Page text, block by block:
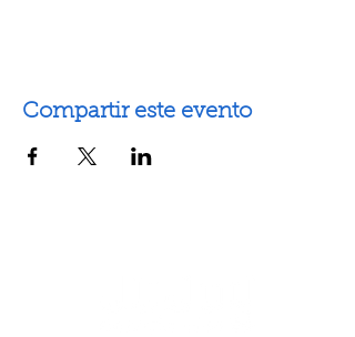
Compartir este evento